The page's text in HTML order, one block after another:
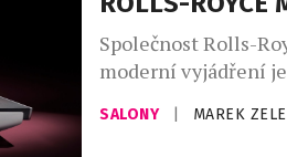
Společnost Rolls-
moderní vyjádření
která překračuje
pohostinnosti a
SALONY MAREK